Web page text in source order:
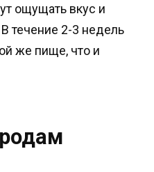
ощущать вкус и
течение 2-3 недель
же пище, что и